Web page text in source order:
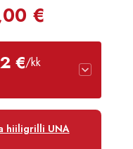
€.
€
hinta
€/kk
12 kk
hiiligrilli UNA